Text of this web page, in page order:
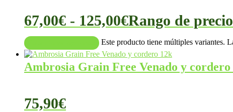
67,00€ - 125,00€Rango de
Este producto tiene múltiples variantes.
Ambrosia Grain Free Venado y cordero
75,90€